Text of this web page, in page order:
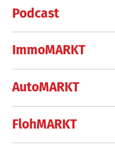
Podcast
ImmoMARKT
AutoMARKT
FlohMARKT